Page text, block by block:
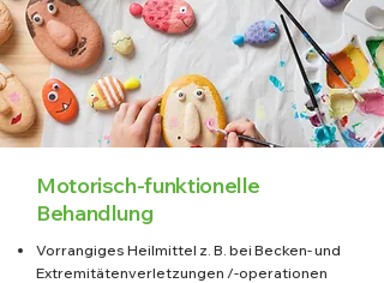
Motorisch-funktionelle
Behandlung
Vorrangiges Heilmittel z. B. bei Becken- und
Extremitätenverletzungen /-operationen